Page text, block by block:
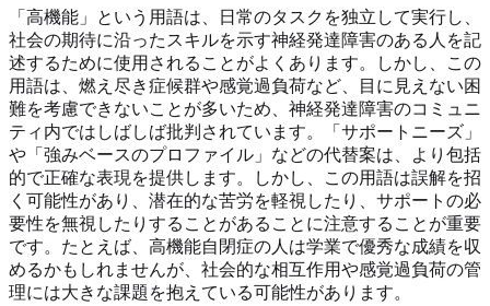
「高機能」という用語は、日常のタスクを独立して実行し、
社会の期待に沿ったスキルを示す神経発達障害のある人を記
述するために使用されることがよくあります。しかし、この
用語は、燃え尽き症候群や感覚過負荷など、目に見えない困
難を考慮できないことが多いため、神経発達障害のコミュニ
ティ内ではしばしば批判されています。「サポートニーズ」
や「強みベースのプロファイル」などの代替案は、より包括
的で正確な表現を提供します。しかし、この用語は誤解を招
く可能性があり、潜在的な苦労を軽視したり、サポートの必
要性を無視したりすることがあることに注意することが重要
です。たとえば、高機能自閉症の人は学業で優秀な成績を収
めるかもしれませんが、社会的な相互作用や感覚過負荷の管
理には大きな課題を抱えている可能性があります。